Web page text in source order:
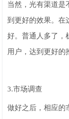
当然，光有渠道是
到更好的效果。在
好。普通人多了，
用户，达到更好的
3.市场调查
做好之后，相应的